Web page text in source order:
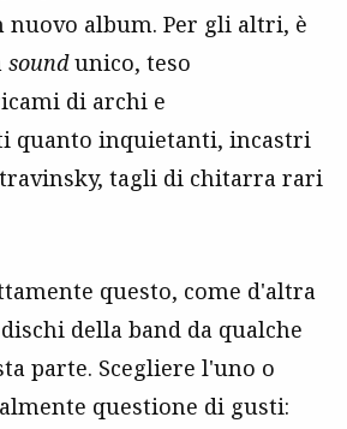
nuovo album. Per gli altri, è
soundunico, teso
di archi e
quanto inquietanti, incastri
tagli di chitarra rari
questo, come d'altra
della band da qualche
parte. Scegliere l'uno o
questione di gusti: